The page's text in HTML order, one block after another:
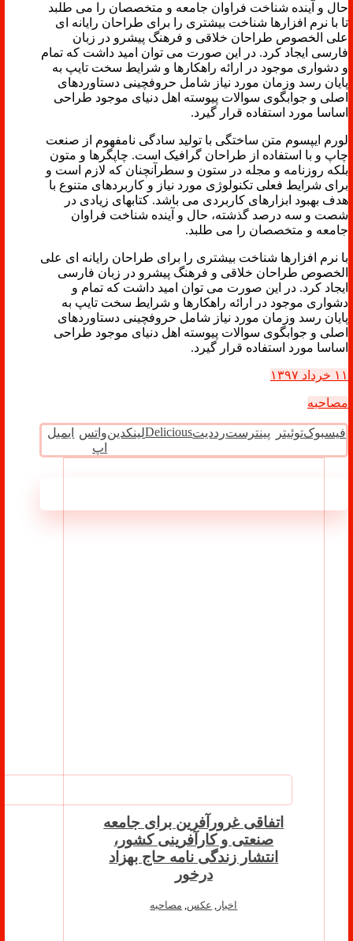
حال و آینده شناخت فراوان جامعه و متخصصان را می طلبد
تا با نرم افزارها شناخت بیشتری را برای طراحان رایانه ای
علی الخصوص طراحان خلاقی و فرهنگ پیشرو در زبان
فارسی ایجاد کرد. در این صورت می توان امید داشت که تمام
و دشواری موجود در ارائه راهکارها و شرایط سخت تایپ به
پایان رسد وزمان مورد نیاز شامل حروفچینی دستاوردهای
اصلی و جوابگوی سوالات پیوسته اهل دنیای موجود طراحی
اساسا مورد استفاده قرار گیرد.
لورم ایپسوم متن ساختگی با تولید سادگی نامفهوم از صنعت
چاپ و با استفاده از طراحان گرافیک است. چاپگرها و متون
بلکه روزنامه و مجله در ستون و سطرآنچنان که لازم است و
برای شرایط فعلی تکنولوژی مورد نیاز و کاربردهای متنوع با
هدف بهبود ابزارهای کاربردی می باشد. کتابهای زیادی در
شصت و سه درصد گذشته، حال و آینده شناخت فراوان
جامعه و متخصصان را می طلبد.
با نرم افزارها شناخت بیشتری را برای طراحان رایانه ای علی
الخصوص طراحان خلاقی و فرهنگ پیشرو در زبان فارسی
ایجاد کرد. در این صورت می توان امید داشت که تمام و
دشواری موجود در ارائه راهکارها و شرایط سخت تایپ به
پایان رسد وزمان مورد نیاز شامل حروفچینی دستاوردهای
اصلی و جوابگوی سوالات پیوسته اهل دنیای موجود طراحی
اساسا مورد استفاده قرار گیرد.
۱۱ خرداد ۱۳۹۷
مصاحبه
فیسبوکتوئیتر پینترسترددیتDeliciousلینکدینواتس
اپ
ایمیل
اتفاقی غرورآفرین برای جامعه
صنعتی و کارآفرینی کشور،
انتشار زندگی نامه حاج بهزاد
درخور
اخبار , عکس, مصاحبه